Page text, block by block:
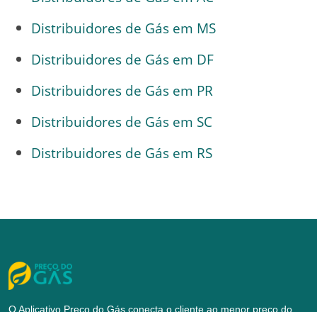
Distribuidores de Gás em MS
Distribuidores de Gás em DF
Distribuidores de Gás em PR
Distribuidores de Gás em SC
Distribuidores de Gás em RS
O Aplicativo Preço do Gás conecta o cliente ao menor preço do